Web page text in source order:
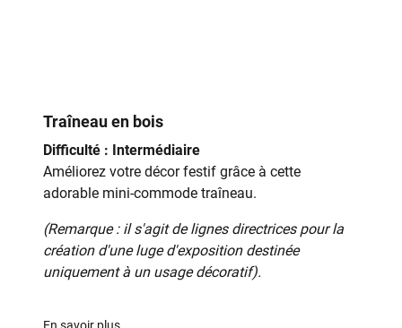
Traîneau en bois
Difficulté : Intermédiaire
Améliorez votre décor festif grâce à cette
adorable mini-commode traîneau.
(Remarque : il s'agit de lignes directrices pour la
création d'une luge d'exposition destinée
uniquement à un usage décoratif).